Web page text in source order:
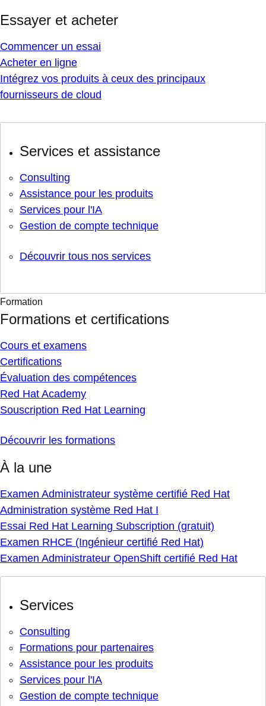
Essayer et acheter
Commencer un essai
Acheter en ligne
Intégrez vos produits à ceux des principaux
fournisseurs de cloud
Services et assistance
Consulting
Assistance pour les produits
Services pour l'IA
Gestion de compte technique
Découvrir tous nos services
Formation
Formations et certifications
Cours et examens
Certifications
Évaluation des compétences
Red Hat Academy
Souscription Red Hat Learning
Découvrir les formations
À la une
Examen Administrateur système certifié Red Hat
Administration système Red Hat I
Essai Red Hat Learning Subscription (gratuit)
Examen RHCE (Ingénieur certifié Red Hat)
Examen Administrateur OpenShift certifié Red Hat
Services
Consulting
Formations pour partenaires
Assistance pour les produits
Services pour l'IA
Gestion de compte technique